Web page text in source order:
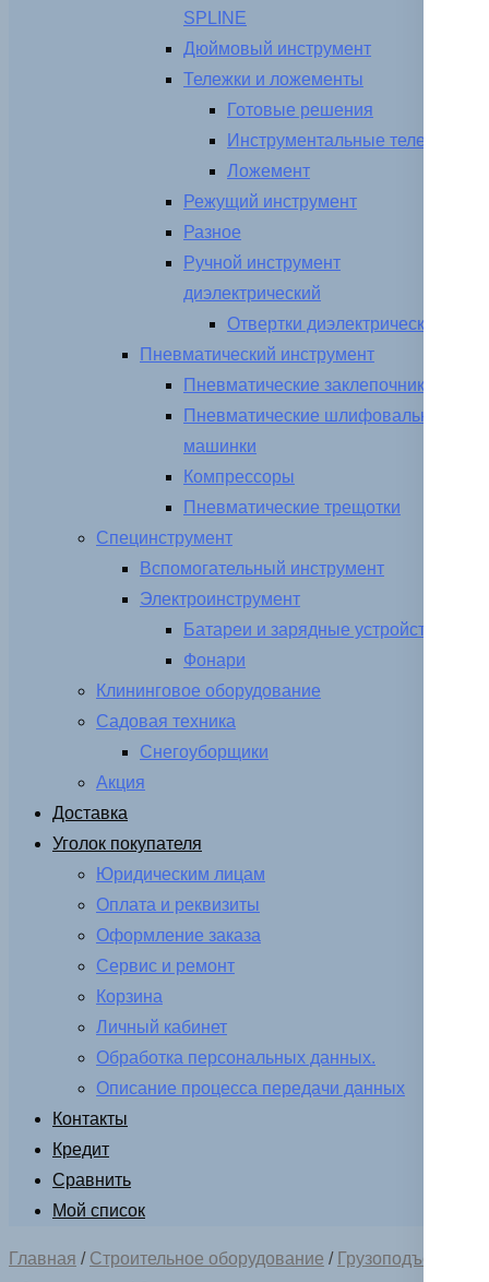
SPLINE
Дюймовый инструмент
Тележки и ложементы
Готовые решения
Инструментальные тележки
Ложемент
Режущий инструмент
Разное
Ручной инструмент
диэлектрический
Отвертки диэлектрические
Пневматический инструмент
Пневматические заклепочники
Пневматические шлифовальные
машинки
Компрессоры
Пневматические трещотки
Специнструмент
Вспомогательный инструмент
Электроинструмент
Батареи и зарядные устройства
Фонари
Клининговое оборудование
Садовая техника
Снегоуборщики
Акция
Доставка
Уголок покупателя
Юридическим лицам
Оплата и реквизиты
Оформление заказа
Сервис и ремонт
Корзина
Личный кабинет
Обработка персональных данных.
Описание процесса передачи данных
Контакты
Кредит
Сравнить
Мой список
Главная / Строительное оборудование / Грузоподъемное